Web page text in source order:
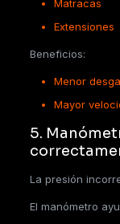
Matracas
Extensiones
Beneficios:
Menor
Mayor
5.
La presión
El manómetro